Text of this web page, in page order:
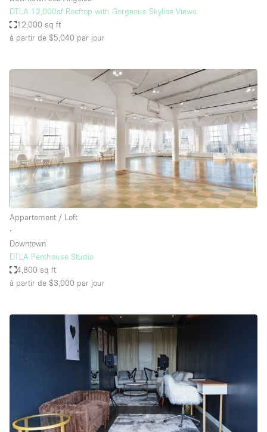
DTLA 12,000sf Rooftop with Gorgeous Skyline Views
12,000 sq ft
à partir de $5,040 par jour
Appartement / Loft
∙
Downtown
DTLA Penthouse Studio
4,800 sq ft
à partir de $3,000 par jour